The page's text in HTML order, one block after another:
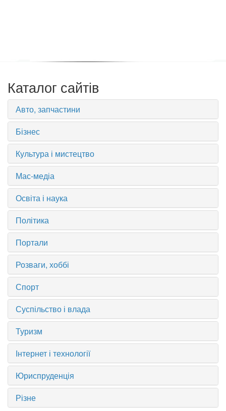
Каталог сайтів
Авто, запчастини
Бізнес
Культура і мистецтво
Мас-медіа
Освіта і наука
Політика
Портали
Розваги, хоббі
Спорт
Суспільство і влада
Туризм
Інтернет і технології
Юриспруденція
Різне